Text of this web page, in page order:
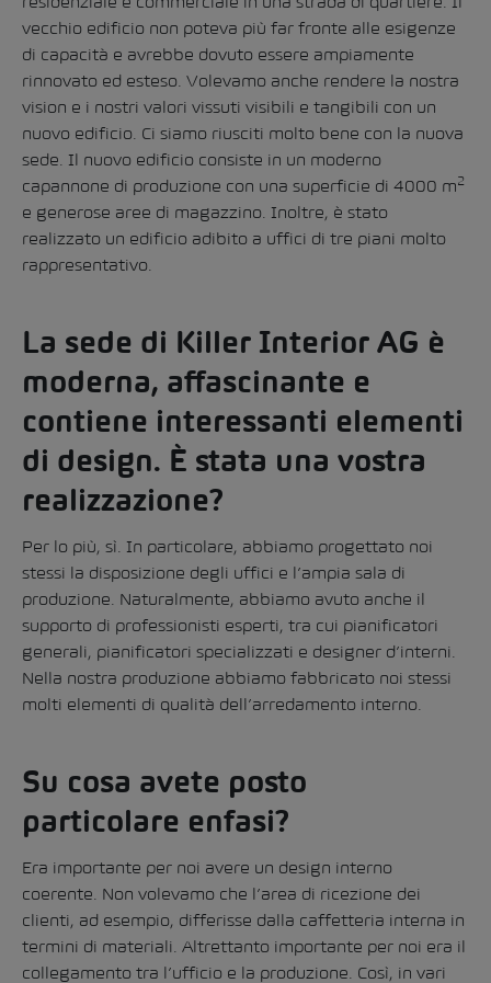
vecchio edificio non poteva più far fronte alle esigenze
di capacità e avrebbe dovuto essere ampiamente
rinnovato ed esteso. Volevamo anche rendere la nostra
vision e i nostri valori vissuti visibili e tangibili con un
nuovo edificio. Ci siamo riusciti molto bene con la nuova
sede. Il nuovo edificio consiste in un moderno
capannone di produzione con una superficie di 4000 m2
e generose aree di magazzino. Inoltre, è stato
realizzato un edificio adibito a uffici di tre piani molto
rappresentativo.
La sede di Killer Interior AG è
moderna, affascinante e
contiene interessanti elementi
di design. È stata una vostra
realizzazione?
Per lo più, sì. In particolare, abbiamo progettato noi
stessi la disposizione degli uffici e l’ampia sala di
produzione. Naturalmente, abbiamo avuto anche il
supporto di professionisti esperti, tra cui pianificatori
generali, pianificatori specializzati e designer d’interni.
Nella nostra produzione abbiamo fabbricato noi stessi
molti elementi di qualità dell’arredamento interno.
Su cosa avete posto
particolare enfasi?
Era importante per noi avere un design interno
coerente. Non volevamo che l’area di ricezione dei
clienti, ad esempio, differisse dalla caffetteria interna in
termini di materiali. Altrettanto importante per noi era il
collegamento tra l’ufficio e la produzione. Così, in vari